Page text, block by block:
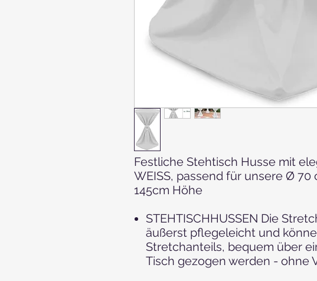
Festliche Stehtisch Husse mit
WEISS, passend für unsere Ø
145cm Höhe
STEHTISCHHUSSEN Die
äußerst pflegeleicht und
Stretchanteils, bequem über
Tisch gezogen werden - ohne